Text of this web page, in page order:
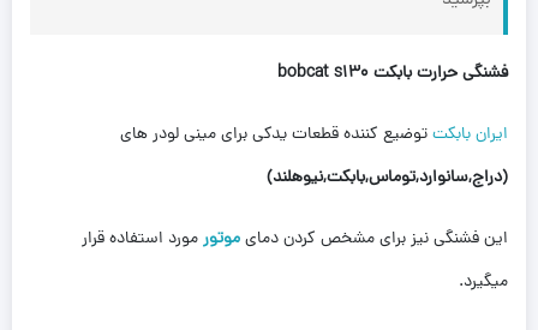
فشنگی حرارت بابکت bobcat s130
ایران بابکتتوضیع کننده قطعات یدکی برای مینی لودر های
(دراج,سانوارد,توماس,بابکت,نیوهلند)
این فشنگی نیز برای مشخص کردن دمایموتورمورد استفاده قرار
میگیرد.